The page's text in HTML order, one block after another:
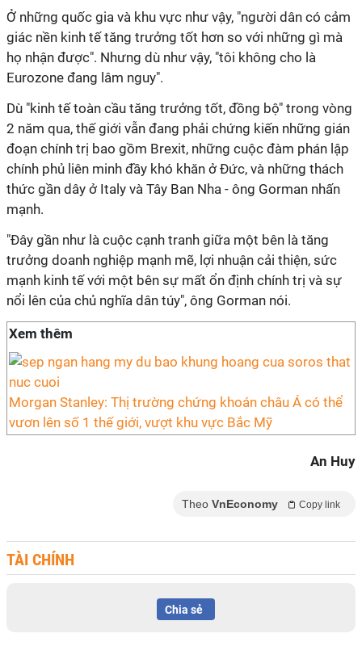
Ở những quốc gia và khu vực như vậy, "người dân có cảm
giác nền kinh tế tăng trưởng tốt hơn so với những gì mà
họ nhận được". Nhưng dù như vậy, "tôi không cho là
Eurozone đang lâm nguy".
Dù "kinh tế toàn cầu tăng trưởng tốt, đồng bộ" trong vòng
2 năm qua, thế giới vẫn đang phải chứng kiến những gián
đoạn chính trị bao gồm Brexit, những cuộc đàm phán lập
chính phủ liên minh đầy khó khăn ở Đức, và những thách
thức gần dây ở Italy và Tây Ban Nha - ông Gorman nhấn
mạnh.
"Đây gần như là cuộc cạnh tranh giữa một bên là tăng
trưởng doanh nghiệp mạnh mẽ, lợi nhuận cải thiện, sức
mạnh kinh tế với một bên sự mất ổn định chính trị và sự
nổi lên của chủ nghĩa dân túy", ông Gorman nói.
Xem thêm
Morgan Stanley: Thị trường chứng khoán châu Á có thể
vươn lên số 1 thế giới, vượt khu vực Bắc Mỹ
An Huy
Theo VnEconomy Copy link
TÀI CHÍNH
Chia sẻ